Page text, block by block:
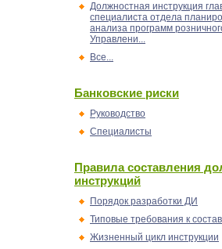
Должностная инструкция
специалиста отдела
анализа программ
Управлени...
Все...
Банковские риски
Руководство
Специалисты
Правила составления
инструкций
Порядок разработки ДИ
Типовые требования к
Жизненный цикл инструкции